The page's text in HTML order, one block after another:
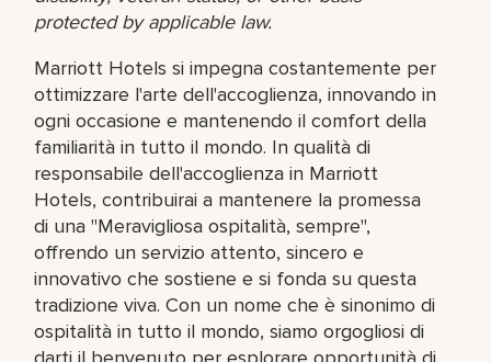
protected by applicable law.
Marriott Hotels si impegna costantemente per
ottimizzare l'arte dell'accoglienza, innovando in
ogni occasione e mantenendo il comfort della
familiarità in tutto il mondo. In qualità di
responsabile dell'accoglienza in Marriott
Hotels, contribuirai a mantenere la promessa
di una "Meravigliosa ospitalità, sempre",
offrendo un servizio attento, sincero e
innovativo che sostiene e si fonda su questa
tradizione viva. Con un nome che è sinonimo di
ospitalità in tutto il mondo, siamo orgogliosi di
darti il benvenuto per esplorare opportunità di